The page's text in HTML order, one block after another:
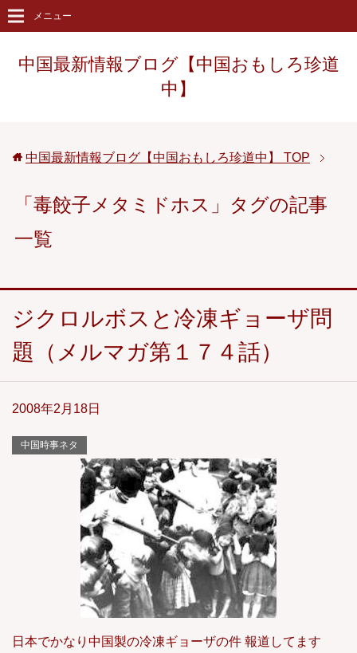
中国最新情報ブログ【中国おもしろ珍道
中】
メニュー
中国最新情報ブログ【中国おもしろ珍道中】 TOP
「毒餃子メタミドホス」タグの記事
一覧
ジクロルボスと冷凍ギョーザ問
題（メルマガ第１７４話）
2008年2月18日
中国時事ネタ
日本でかなり中国製の冷凍ギョーザの件 報道してます